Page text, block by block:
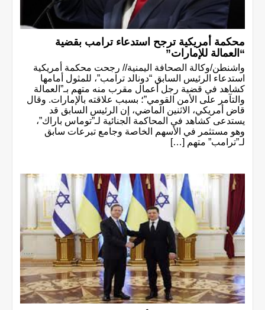
محكمة أمريكية ترجح استدعاء ترامب بقضية
“العمالة للإمارات”
واشنطن/وكالة الصحافة اليمنية// رجحت محكمة أمريكية
استدعاء الرئيس السابق “دونالد ترامب”، للمثول أمامها
كشاهد في قضية رجل أعمال مقرب منه متهم بـ”العمالة
والتآمر على الأمن القومي”؛ بسبب علاقته بالإمارات. وقال
قاض أمريكي، الاثنين الماضي، إن الرئيس السابق قد
يستدعى كشاهد في المحاكمة الجنائية لـ”توماس باراك”،
وهو مستثمر في الأسهم الخاصة وجامع تبرعات سابق
لـ”ترامب” متهم […]